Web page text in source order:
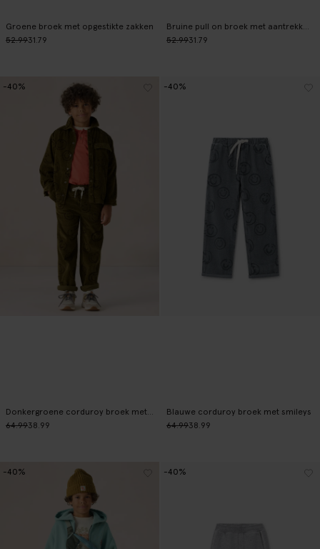
Groene broek met opgestikte zakken
52.9931.79
Bruine pull on broek met aantrekkoorden
52.9931.79
Donkergroene corduroy broek met smileys
64.9938.99
-40%
Blauwe corduroy broek met smileys
64.9938.99
-40%
-40% -40%